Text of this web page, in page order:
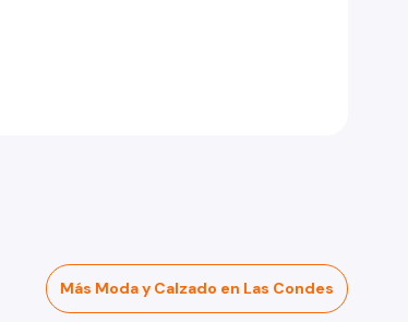
Más Moda y Calzado en Las Condes